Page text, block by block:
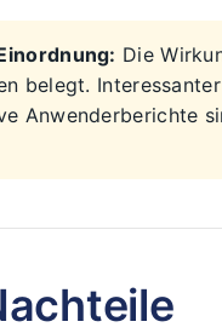
Die
belegt.
Anwenderberichte